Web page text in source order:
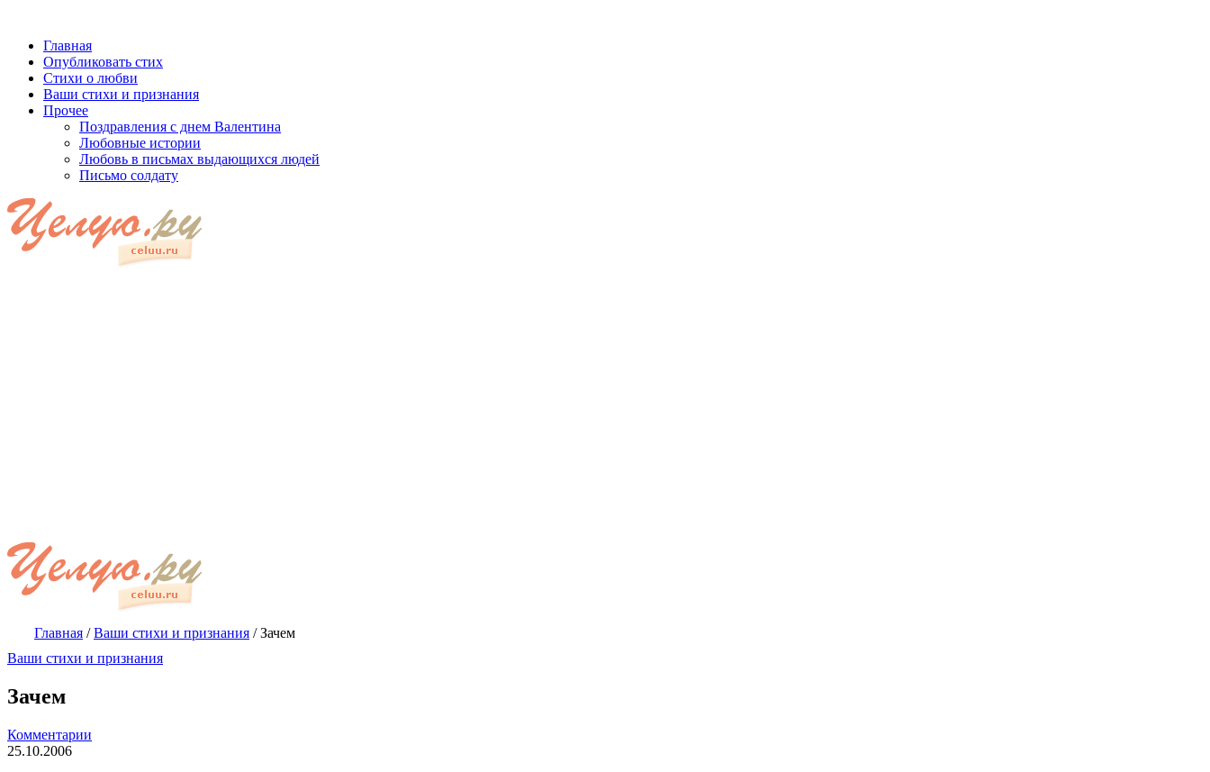
Главная
Опубликовать стих
Стихи о любви
Ваши стихи и признания
Прочее
Поздравления с днем Валентина
Любовные истории
Любовь в письмах выдающихся людей
Письмо солдату
Главная /Ваши стихи и признания /Зачем
Ваши стихи и признания
Зачем
Комментарии
25.10.2006